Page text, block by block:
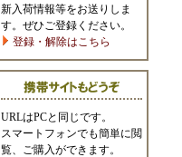
新入荷情報等をお送りしま
す。ぜひご登録ください。
登録・解除はこちら
URLはPCと同じです。
スマートフォンでも簡単に閲
覧、ご購入ができます。